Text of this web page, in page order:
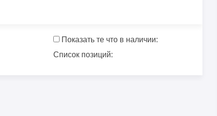
Показать те что в наличии:
Список позиций: